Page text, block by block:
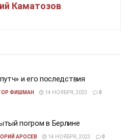
Каматозов
и его последствия
ФИШМАН 14 НОЯБРЯ, 2023 0
погром в Берлине
АРОСЕВ 14 НОЯБРЯ, 2023 0